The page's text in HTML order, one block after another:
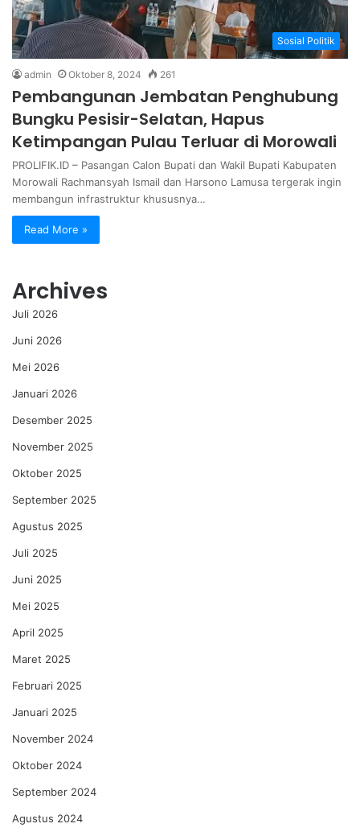
Sosial Politik
admin Oktober 8, 2024 261
Pembangunan Jembatan Penghubung
Bungku Pesisir-Selatan, Hapus
Ketimpangan Pulau Terluar di Morowali
PROLIFIK.ID – Pasangan Calon Bupati dan Wakil Bupati Kabupaten
Morowali Rachmansyah Ismail dan Harsono Lamusa tergerak ingin
membangun infrastruktur khususnya…
Read More »
Archives
Juli 2026
Juni 2026
Mei 2026
Januari 2026
Desember 2025
November 2025
Oktober 2025
September 2025
Agustus 2025
Juli 2025
Juni 2025
Mei 2025
April 2025
Maret 2025
Februari 2025
Januari 2025
November 2024
Oktober 2024
September 2024
Agustus 2024